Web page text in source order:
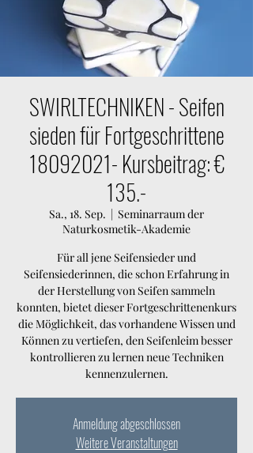
SWIRLTECHNIKEN - Seifen
sieden für Fortgeschrittene
18092021- Kursbeitrag: €
135.-
Sa., 18. Sep.
  |
Seminarraum der
Naturkosmetik-Akademie
Für all jene Seifensieder und
Seifensiederinnen, die schon Erfahrung in
der Herstellung von Seifen sammeln
konnten, bietet dieser Fortgeschrittenenkurs
die Möglichkeit, das vorhandene Wissen und
Können zu vertiefen, den Seifenleim besser
kontrollieren zu lernen neue Techniken
kennenzulernen.
Anmeldung abgeschlossen
Weitere Veranstaltungen